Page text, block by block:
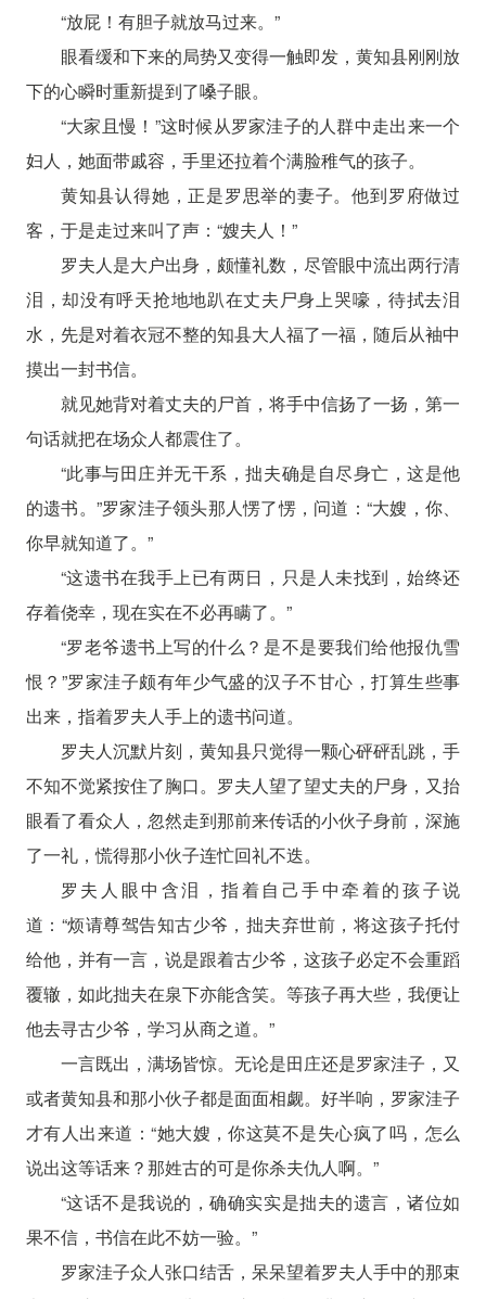
“放屁！有胆子就放马过来。”
眼看缓和下来的局势又变得一触即发，黄知县刚刚放
下的心瞬时重新提到了嗓子眼。
“大家且慢！”这时候从罗家洼子的人群中走出来一个
妇人，她面带戚容，手里还拉着个满脸稚气的孩子。
黄知县认得她，正是罗思举的妻子。他到罗府做过
客，于是走过来叫了声：“嫂夫人！”
罗夫人是大户出身，颇懂礼数，尽管眼中流出两行清
泪，却没有呼天抢地地趴在丈夫尸身上哭嚎，待拭去泪
水，先是对着衣冠不整的知县大人福了一福，随后从袖中
摸出一封书信。
就见她背对着丈夫的尸首，将手中信扬了一扬，第一
句话就把在场众人都震住了。
“此事与田庄并无干系，拙夫确是自尽身亡，这是他
的遗书。”罗家洼子领头那人愣了愣，问道：“大嫂，你、
你早就知道了。”
“这遗书在我手上已有两日，只是人未找到，始终还
存着侥幸，现在实在不必再瞒了。”
“罗老爷遗书上写的什么？是不是要我们给他报仇雪
恨？”罗家洼子颇有年少气盛的汉子不甘心，打算生些事
出来，指着罗夫人手上的遗书问道。
罗夫人沉默片刻，黄知县只觉得一颗心砰砰乱跳，手
不知不觉紧按住了胸口。罗夫人望了望丈夫的尸身，又抬
眼看了看众人，忽然走到那前来传话的小伙子身前，深施
了一礼，慌得那小伙子连忙回礼不迭。
罗夫人眼中含泪，指着自己手中牵着的孩子说
道：“烦请尊驾告知古少爷，拙夫弃世前，将这孩子托付
给他，并有一言，说是跟着古少爷，这孩子必定不会重蹈
覆辙，如此拙夫在泉下亦能含笑。等孩子再大些，我便让
他去寻古少爷，学习从商之道。”
一言既出，满场皆惊。无论是田庄还是罗家洼子，又
或者黄知县和那小伙子都是面面相觑。好半响，罗家洼子
才有人出来道：“她大嫂，你这莫不是失心疯了吗，怎么
说出这等话来？那姓古的可是你杀夫仇人啊。”
“这话不是我说的，确确实实是拙夫的遗言，诸位如
果不信，书信在此不妨一验。”
罗家洼子众人张口结舌，呆呆望着罗夫人手中的那束